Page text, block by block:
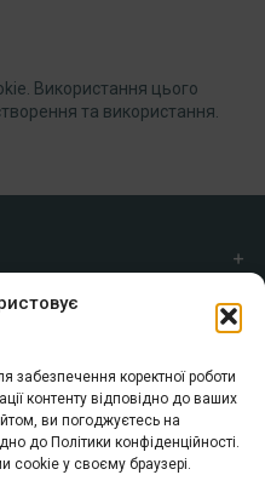
коректної роботи
контенту відповідно до ваших
ви погоджуєтесь на
до Політики конфіденційності.
cookie у своєму браузері.
Використання цього
та використання.